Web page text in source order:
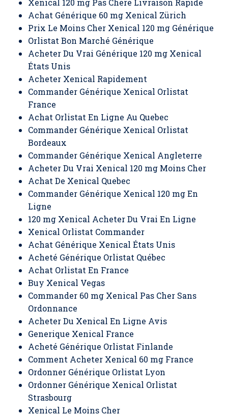
Xenical 120 mg Pas Chere Livraison Rapide
Achat Générique 60 mg Xenical Zürich
Prix Le Moins Cher Xenical 120 mg Générique
Orlistat Bon Marché Générique
Acheter Du Vrai Générique 120 mg Xenical
États Unis
Acheter Xenical Rapidement
Commander Générique Xenical Orlistat
France
Achat Orlistat En Ligne Au Quebec
Commander Générique Xenical Orlistat
Bordeaux
Commander Générique Xenical Angleterre
Acheter Du Vrai Xenical 120 mg Moins Cher
Achat De Xenical Quebec
Commander Générique Xenical 120 mg En
Ligne
120 mg Xenical Acheter Du Vrai En Ligne
Xenical Orlistat Commander
Achat Générique Xenical États Unis
Acheté Générique Orlistat Québec
Achat Orlistat En France
Buy Xenical Vegas
Commander 60 mg Xenical Pas Cher Sans
Ordonnance
Acheter Du Xenical En Ligne Avis
Generique Xenical France
Acheté Générique Orlistat Finlande
Comment Acheter Xenical 60 mg France
Ordonner Générique Orlistat Lyon
Ordonner Générique Xenical Orlistat
Strasbourg
Xenical Le Moins Cher